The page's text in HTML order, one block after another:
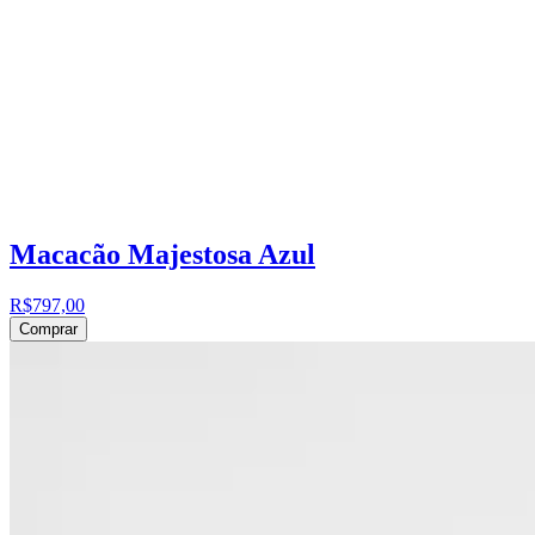
Macacão Majestosa Azul
R$797,00
Comprar